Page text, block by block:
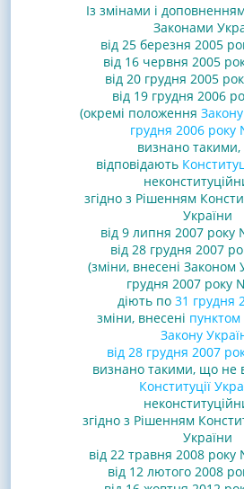
Із змінами і
Законами
від 25 березня 2005
від 16 червня 2005
від 20 грудня 2005
від 19 грудня 2006
(окремі положення
грудня 2006 року
визнано
відповідають
згідно з Рішенням
України
від 9 липня 2007 року
від 28 грудня 2007
(зміни, внесені Законом
грудня 2007 року
діють по 31 грудня
зміни, внесені пунктом
Закону
від 28 грудня 2007
визнано такими, що не
Конституції
згідно з Рішенням
України
від 22 травня 2008 року
від 12 лютого 2008